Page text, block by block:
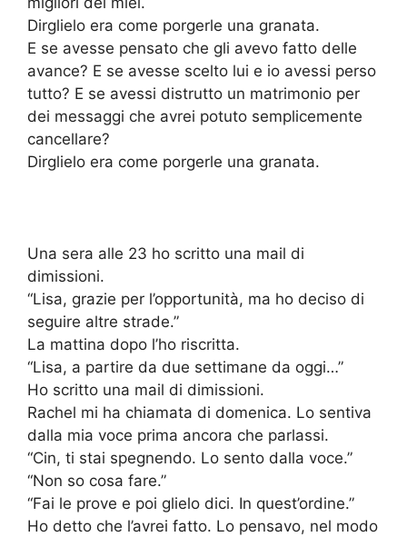
Dirglielo era come porgerle una granata.
E se avesse pensato che gli avevo fatto delle
avance? E se avesse scelto lui e io avessi perso
tutto? E se avessi distrutto un matrimonio per
dei messaggi che avrei potuto semplicemente
cancellare?
Dirglielo era come porgerle una granata.
Una sera alle 23 ho scritto una mail di
dimissioni.
“Lisa, grazie per l’opportunità, ma ho deciso di
seguire altre strade.”
La mattina dopo l’ho riscritta.
“Lisa, a partire da due settimane da oggi…”
Ho scritto una mail di dimissioni.
Rachel mi ha chiamata di domenica. Lo sentiva
dalla mia voce prima ancora che parlassi.
“Cin, ti stai spegnendo. Lo sento dalla voce.”
“Non so cosa fare.”
“Fai le prove e poi glielo dici. In quest’ordine.”
Ho detto che l’avrei fatto. Lo pensavo, nel modo